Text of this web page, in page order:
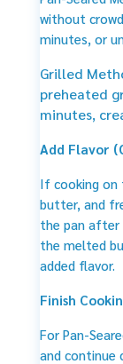
without
minutes, or
Grilled
preheated
minutes,
Add Flavor
If cooking on
butter, and
the pan after
the melted
added flavor.
Finish
For Pan-
and continue